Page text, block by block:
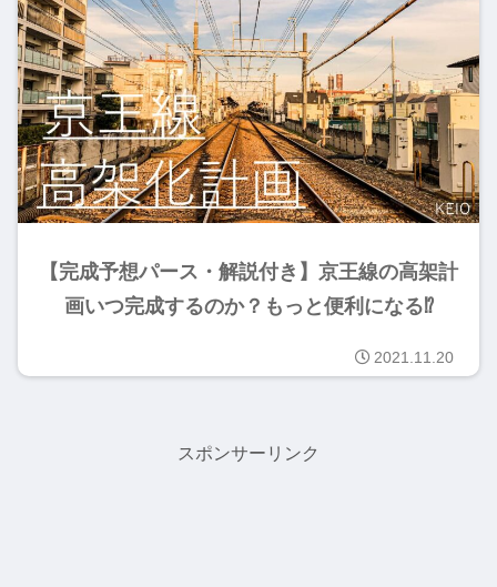
【完成予想パース・解説付き】京王線の高架計
画いつ完成するのか？もっと便利になる⁉
2021.11.20
スポンサーリンク